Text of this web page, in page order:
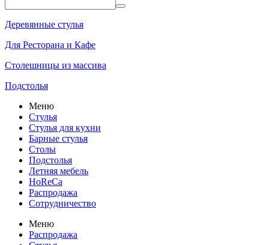
Деревянные стулья
Для Ресторана и Кафе
Столешницы из массива
Подстолья
Меню
Стулья
Стулья для кухни
Барные стулья
Столы
Подстолья
Летняя мебель
HoReCa
Распродажа
Сотрудничество
Меню
Распродажа